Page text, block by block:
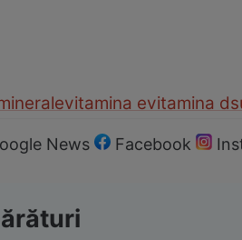
vitamina evitamina d
News Facebook